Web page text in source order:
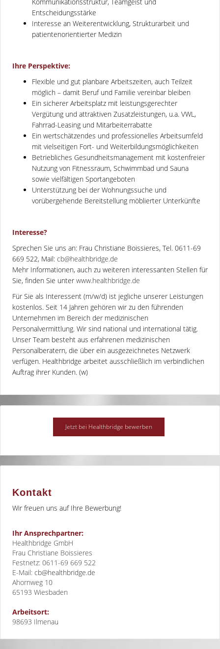
Kommunikationsstruktur, Teamgeist und
Entscheidungsstärke
Interesse an Weiterentwicklung, Strukturarbeit und
patientenorientierter Medizin
Ihre Perspektive:
Flexible und gut planbare Arbeitszeiten, auch Teilzeit
möglich – damit Beruf und Familie vereinbar bleiben
Ein sicherer Arbeitsplatz mit leistungsgerechter
Vergütung und attraktiven Zusatzleistungen, u.a. VWL,
Fahrrad-Leasing und Mitarbeiterrabatte
Ein wertschätzendes und professionelles Arbeitsumfeld
mit vielseitigen Fort- und Weiterbildungsmöglichkeiten
Betriebliches Gesundheitsmanagement mit kostenfreier
Nutzung von Fitnessraum, Schwimmbad und Sauna
sowie vielfältigen Sportangeboten
Unterstützung bei der Wohnungssuche und
vorübergehende Bereitstellung möblierter Unterkünfte
Interesse?
Sprechen Sie uns an: Frau Christiane Boissieres, Tel. 0611-69
669 522, Mail: cb@healthbridge.de
Mehr Informationen, auch zu weiteren interessanten Stellen für
Sie, finden Sie unter www.healthbridge.de
Für Sie als Interessent (m/w/d) ist jegliche unserer Leistungen
kostenlos. Seit 14 Jahren gehören wir zu den führenden
Unternehmen im Bereich der medizinischen
Personalvermittlung. Wir sind national und international tätig.
Unser Team besteht aus erfahrenen medizinischen
Personalberatern, die über ein ausgezeichnetes Netzwerk
verfügen. Healthbridge arbeitet ausschließlich im verbindlichen
Auftrag ihrer Kunden. (w)
Kontakt
Wir freuen uns auf Ihre Bewerbung!
Ihr Ansprechpartner:
Healthbridge GmbH
Frau Christiane Boissieres
Festnetz: 0611-69 669 522
E-Mail: cb@healthbridge.de
Ahornweg 10
65193 Wiesbaden
Arbeitsort:
98693 Ilmenau